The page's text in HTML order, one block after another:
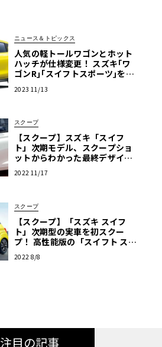
ニュース＆トピックス
人気の軽トールワゴンとホット
ハッチが仕様変更！ スズキ｢ワ
ゴンR｣｢スイフトスポーツ｣を一
2023 11/13
スクープ
【スクープ】スズキ「スイフ
ト」次期モデル、スクープショ
ットからわかった最終デザイン
2022 11/17
スクープ
【スクープ】「スズキ スイフ
ト」次期型の実車を初スクー
プ！ 高性能版の「スイフト スポ
2022 8/8
注目の記事